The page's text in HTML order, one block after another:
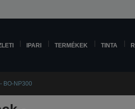
IPARI TERMÉKEK TINTA
BO-NP300